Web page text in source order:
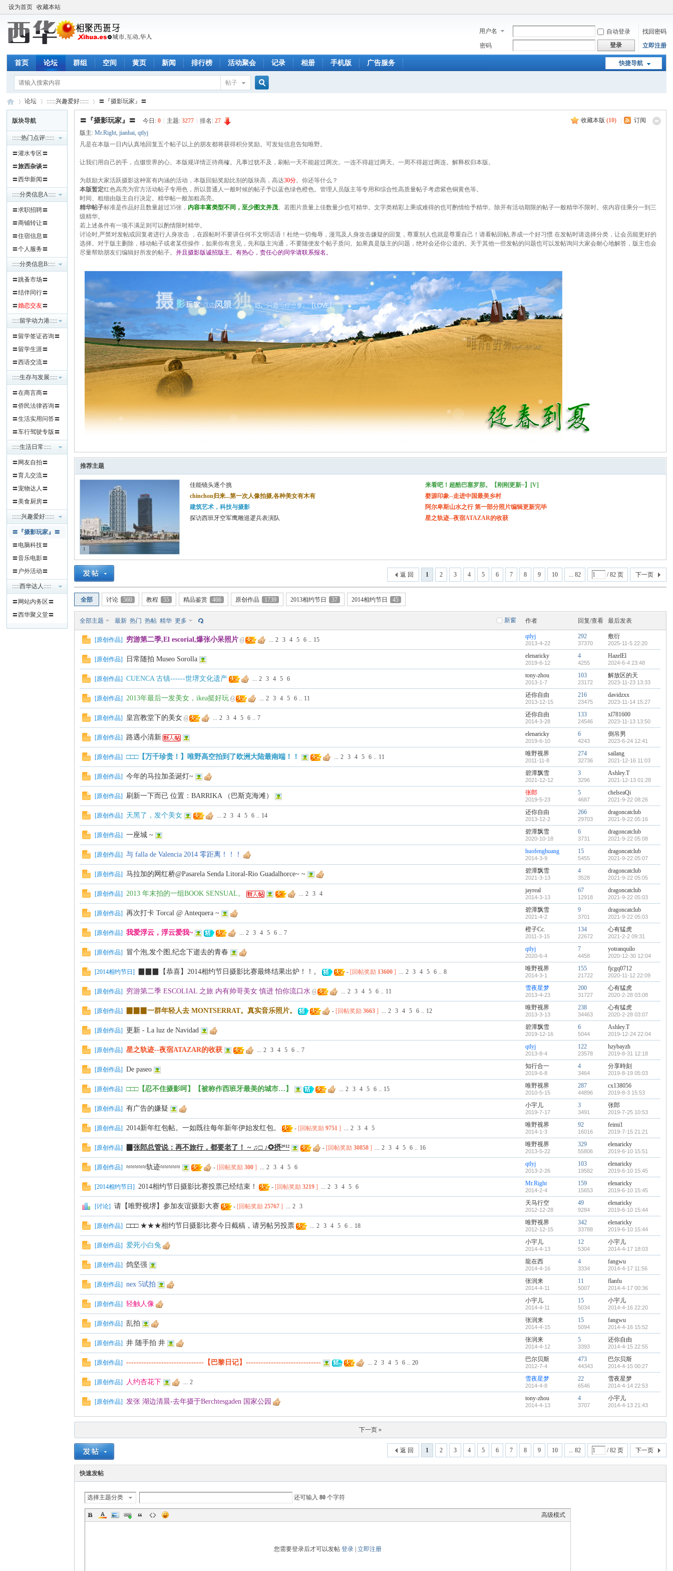
设为首页 收藏本站
用户名 自动登录
找回密码
密码
登录 立即注册
快捷导航
首页 论坛 群组 空间 黄页 新闻 排行榜 活动聚会 记录 相册 手机版 广告服务
帖子
索
西
华
人
»
论坛
›
::::::兴趣爱好::::::
›
〓『摄影玩家』〓
版块导航
::::::热门点评::::::
〓灌水专区〓
〓旅西杂谈〓
〓西华新闻〓
:::::分类信息A:::::
〓求职招聘〓
〓商铺转让〓
〓住宿信息〓
〓个人服务〓
:::::分类信息B:::::
〓跳蚤市场〓
〓结伴同行〓
〓婚恋交友〓
:::::留学动力港:::::
〓留学签证咨询〓
〓留学生涯〓
〓西语交流〓
:::::生存与发展:::::
〓在商言商〓
〓侨民法律咨询〓
〓生活实用问答〓
〓车行驾驶专版〓
:::::生活日常:::::
〓网友自拍〓
〓育儿交流〓
〓宠物达人〓
〓美食厨房〓
::::::兴趣爱好::::::
〓 『摄影玩家』 〓
〓电脑科技〓
〓音乐电影〓
〓户外活动〓
:::::西华达人:::::
〓网站内务区〓
〓西华聚义堂〓
收藏本版 (10) 订阅
〓『摄影玩家』〓 今日:0 主题:3277 排名:27
版主:Mr.Right,jianhai,qtlyj
凡是在本版一日内认真地回复五个帖子以上的朋友都将获得积分奖励。可发短信息告知唯野。
让我们用自己的手，点缀世界的心。本版规详情正待商榷。凡事过犹不及，刷帖一天不能超过两次。一连不得超过两天。一周不得超过两连。解释权归本版。
为鼓励大家活跃摄影这种富有内涵的活动，本版回贴奖励比别的版块高，高达30分。你还等什么？
本版暂定红色高亮为官方活动帖子专用色，所以普通人一般时候的帖子予以蓝色绿色橙色。管理人员版主等专用和综合性高质量帖子考虑紫色铜黄色等。
时间、粗细由版主自行决定。精华帖一般加粗高亮。
精华帖子标准是作品好且数量超过35张， 内容丰富类型不同，至少图文并茂。若图片质量上佳数量少也可精华。文字类精彩上乘或难得的也可酌情给予精华。除开有活动期限的帖子一般精华不限时。依内容佳乘分一到三
级精华。
若上述条件有一项不满足则可以酌情限时精华。
讨论时,严禁对发帖或回复者进行人身攻击 ，在跟帖时不要讲任何不文明话语！杜绝一切侮辱，漫骂及人身攻击嫌疑的回复，尊重别人也就是尊重自己！请看帖回帖,养成一个好习惯 在发帖时请选择分类，让会员能更好的
选择。对于版主删除，移动帖子或者某些操作，如果你有意见，先和版主沟通，不要随便发个帖子质问。如果真是版主的问题，绝对会还你公道的。关于其他一些发帖的问题也可以发帖询问大家会耐心地解答，版主也会
尽量帮助朋友们编辑好所发的帖子。并且摄影版诚招版主。有热心，责任心的同学请联系报名。
推荐主题
1
佳能镜头逐个挑
来看吧！超酷巴塞罗那。【刚刚更新~】[V]
chinchon归来...第一次人像拍摄,各种美女有木有
婺源印象--走进中国最美乡村
建筑艺术，科技与摄影
阿尔卑斯山水之行 第一部分照片编辑更新完毕
探访西班牙空军鹰雕巡逻兵表演队
星之轨迹--夜宿ATAZAR的收获
1 2 3 4 5 6 7 8 9 10 ... 82 / 82 页 下一页
返 回
全部 讨论 560 教程 55 精品鉴赏 466 原创作品 1739 2013相约节日 37 2014相约节日 45
新窗
全部主题 最新 热门 热帖 精华 更多 作者 回复/查看 最后发表
[原创作品] 穷游第二季,El escorial,爆张小呆照片 ... 2 3 4 5 6 .. 15 qtlyj
2013-4-22
292
37370
敷衍
2025-11-5 22:20
[原创作品] 日常随拍 Museo Sorolla elenaricky
2019-6-12
4
4255
HazelEl
2024-6-4 23:48
[原创作品] CUENCA 古镇------世堺文化遗产 ... 2 3 4 5 6 tony-zhou
2013-1-7
103
23172
解放区的天
2023-11-23 13:33
[原创作品] 2013年最后一发美女，ikea挺好玩 ... 2 3 4 5 6 .. 11 还你自由
2013-12-15
216
23475
davidzxx
2023-11-14 15:27
[原创作品] 皇宫教堂下的美女 ... 2 3 4 5 6 .. 7 还你自由
2014-3-28
133
24546
xl781600
2023-11-13 13:50
[原创作品] 路遇小清新 elenaricky
2019-6-10
6
4243
倒吊男
2023-6-24 12:41
[原创作品] □□□【万千珍贵！】唯野高空拍到了欧洲大陆最南端！！ ... 2 3 4 5 6 .. 11 唯野视界
2011-11-8
274
32736
sailang
2021-12-16 11:03
[原创作品] 今年的马拉加圣诞灯~ 碧潭飘雪
2021-12-12
3
3296
Ashley.T
2021-12-13 01:28
[原创作品] 刷新一下而已 位置：BARRIKA （巴斯克海滩） 张郎
2019-5-23
5
4687
chelseaQi
2021-9-22 08:26
[原创作品] 天黑了，发个美女 ... 2 3 4 5 6 .. 14 还你自由
2013-12-2
266
29703
dragoncatclub
2021-9-22 05:16
[原创作品] 一座城 ~ 碧潭飘雪
2020-10-18
6
3731
dragoncatclub
2021-9-22 05:08
[原创作品] 与 falla de Valencia 2014 零距离！！！ huofenghuang
2014-3-9
15
5455
dragoncatclub
2021-9-22 05:07
[原创作品] 马拉加的网红桥@Pasarela Senda Litoral-Rio Guadalhorce~ ~ 碧潭飘雪
2021-3-13
4
3528
dragoncatclub
2021-9-22 05:05
[原创作品] 2013 年末拍的一组BOOK SENSUAL。 ... 2 3 4 jayreal
2014-3-13
67
12918
dragoncatclub
2021-9-22 05:03
[原创作品] 再次打卡 Torcal @ Antequera ~ 碧潭飘雪
2021-4-2
9
3701
dragoncatclub
2021-9-22 05:03
[原创作品] 我爱浮云，浮云爱我~ ... 2 3 4 5 6 .. 7 橙子Cc.
2011-3-15
134
22672
心有猛虎
2021-2-2 09:31
[原创作品] 冒个泡,发个图,纪念下逝去的青春 qtlyj
2020-6-4
7
4458
yotranquilo
2020-12-30 12:04
[2014相约节日] ▉▉▉【恭喜】2014相约节日摄影比赛最终结果出炉！！。 - [回帖奖励 13600 ] ... 2 3 4 5 6 .. 8 唯野视界
2014-3-1
155
21722
fjcgq0712
2020-11-12 22:09
[原创作品] 穷游第二季 ESCOLIAL 之旅 内有帅哥美女 慎进 怕你流口水 ... 2 3 4 5 6 .. 11 雪夜星梦
2013-4-23
200
31727
心有猛虎
2020-2-28 03:08
[原创作品] ▉▉▉一群年轻人去 MONTSERRAT。真实音乐照片。 - [回帖奖励3663 ] ... 2 3 4 5 6 .. 12 唯野视界
2013-3-13
238
34463
心有猛虎
2020-2-28 03:07
[原创作品] 更新 - La luz de Navidad 碧潭飘雪
2019-12-16
6
5044
Ashley.T
2019-12-24 22:04
[原创作品] 星之轨迹--夜宿ATAZAR的收获 ... 2 3 4 5 6 .. 7 qtlyj
2013-8-4
122
23578
hzybayzh
2019-8-31 12:18
[原创作品] De paseo 知行合一
2019-6-8
4
3464
分享時刻
2019-8-19 05:03
[原创作品] □□□【忍不住摄影呵】【被称作西班牙最美的城市…】 ... 2 3 4 5 6 .. 15 唯野视界
2010-5-15
287
44896
cx138056
2019-8-3 15:53
[原创作品] 有广告的嫌疑 小宇儿
2019-7-17
3
3491
张郎
2019-7-25 10:53
[原创作品] 2014新年红包帖。一如既往每年新年伊始发红包。 - [回帖奖励9751 ] ... 2 3 4 5 唯野视界
2014-1-3
92
16016
feimi1
2019-7-15 21:21
[原创作品] ▉张郎总管说：再不旅行，都要老了！ ~ ♫□ ♪✪摂²º¹² - [回帖奖励30858 ] ... 2 3 4 5 6 .. 16 唯野视界
2013-5-22
329
55806
elenaricky
2019-6-10 15:51
[原创作品] ≈≈≈≈≈轨迹≈≈≈≈≈ - [回帖奖励300 ] ... 2 3 4 5 6 qtlyj
2013-2-26
103
19582
elenaricky
2019-6-10 15:45
[2014相约节日] 2014相约节日摄影比赛投票已经结束！ - [回帖奖励3219 ] ... 2 3 4 5 6 Mr.Right
2014-2-4
159
15653
elenaricky
2019-6-10 15:45
[讨论] 请【唯野视堺】参加友谊摄影大赛 - [回帖奖励25767 ] ... 2 3 天马行空
2012-12-28
49
9284
elenaricky
2019-6-10 15:44
[原创作品] □□□ ★★★相约节日摄影比赛今日截稿，请另帖另投票 ... 2 3 4 5 6 .. 18 唯野视界
2012-12-15
342
33788
elenaricky
2019-6-10 15:44
[原创作品] 爱死小白兔 小宇儿
2014-4-13
12
5304
小宇儿
2014-4-17 18:03
[原创作品] 鸽坚强 龍在西
2014-4-16
4
3334
fangwu
2014-4-17 11:56
[原创作品] nex 5试拍 张润来
2014-4-11
11
5007
flanfu
2014-4-17 00:36
[原创作品] 轻触人像 小宇儿
2014-4-11
15
5034
小宇儿
2014-4-16 22:20
[原创作品] 乱拍 张润来
2014-4-15
15
5094
fangwu
2014-4-16 15:52
[原创作品] 井 随手拍 井 张润来
2014-4-12
5
3393
还你自由
2014-4-15 22:55
[原创作品] -------------------------------【巴黎日记】------------------------------ ... 2 3 4 5 6 .. 20 巴尔贝斯
2012-7-4
473
44343
巴尔贝斯
2014-4-15 00:27
[原创作品] 人约杏花下 ... 2 雪夜星梦
2014-4-8
22
6546
雪夜星梦
2014-4-14 22:53
[原创作品] 发张 湖边清晨-去年摄于Berchtesgaden 国家公园 tony-zhou
2014-4-13
4
3707
小宇儿
2014-4-13 21:43
下一页 »
1 2 3 4 5 6 7 8 9 10 ... 82 / 82 页 下一页
返 回
快速发帖
选择主题分类 还可输入80 个字符
高级模式
您需要登录后才可以发帖 登录| 立即注册